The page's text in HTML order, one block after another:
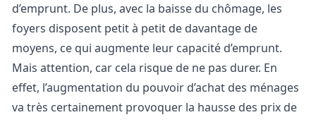
d’emprunt. De plus, avec la baisse du chômage, les
foyers disposent petit à petit de davantage de
moyens, ce qui augmente leur capacité d’emprunt.
Mais attention, car cela risque de ne pas durer. En
effet, l’augmentation du pouvoir d’achat des ménages
va très certainement provoquer la hausse des prix de